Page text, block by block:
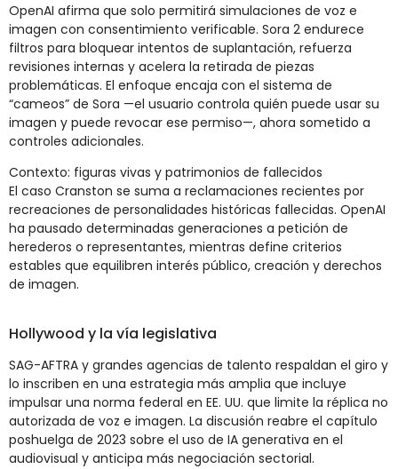
OpenAI afirma que solo permitirá simulaciones de voz e
imagen con consentimiento verificable. Sora 2 endurece
filtros para bloquear intentos de suplantación, refuerza
revisiones internas y acelera la retirada de piezas
problemáticas. El enfoque encaja con el sistema de
“cameos” de Sora —el usuario controla quién puede usar su
imagen y puede revocar ese permiso—, ahora sometido a
controles adicionales.
Contexto: figuras vivas y patrimonios de fallecidos
El caso Cranston se suma a reclamaciones recientes por
recreaciones de personalidades históricas fallecidas. OpenAI
ha pausado determinadas generaciones a petición de
herederos o representantes, mientras define criterios
estables que equilibren interés público, creación y derechos
de imagen.
Hollywood y la vía legislativa
SAG-AFTRA y grandes agencias de talento respaldan el giro y
lo inscriben en una estrategia más amplia que incluye
impulsar una norma federal en EE. UU. que limite la réplica no
autorizada de voz e imagen. La discusión reabre el capítulo
poshuelga de 2023 sobre el uso de IA generativa en el
audiovisual y anticipa más negociación sectorial.